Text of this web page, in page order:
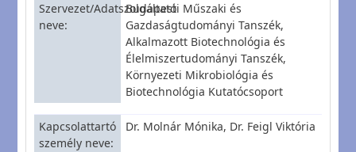
Szervezet/Adatszolgáltató
neve
Budapesti Műszaki és
Gazdaságtudományi Tanszék,
Alkalmazott Biotechnológia és
Élelmiszertudományi Tanszék,
Környezeti Mikrobiológia és
Biotechnológia Kutatócsoport
Kapcsolattartó
személy neve
Dr. Molnár Mónika, Dr. Feigl Viktória